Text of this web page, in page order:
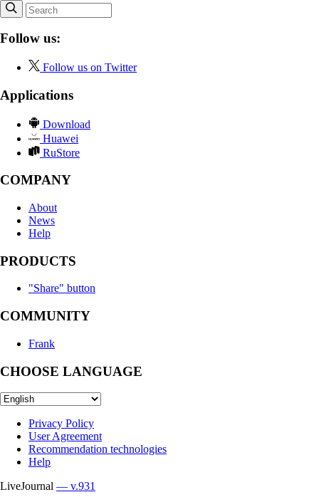
Follow us:
Follow us on Twitter
Applications
Download
Huawei
RuStore
COMPANY
About
News
Help
PRODUCTS
"Share" button
COMMUNITY
Frank
CHOOSE LANGUAGE
Privacy Policy
User Agreement
Recommendation technologies
Help
LiveJournal — v.931